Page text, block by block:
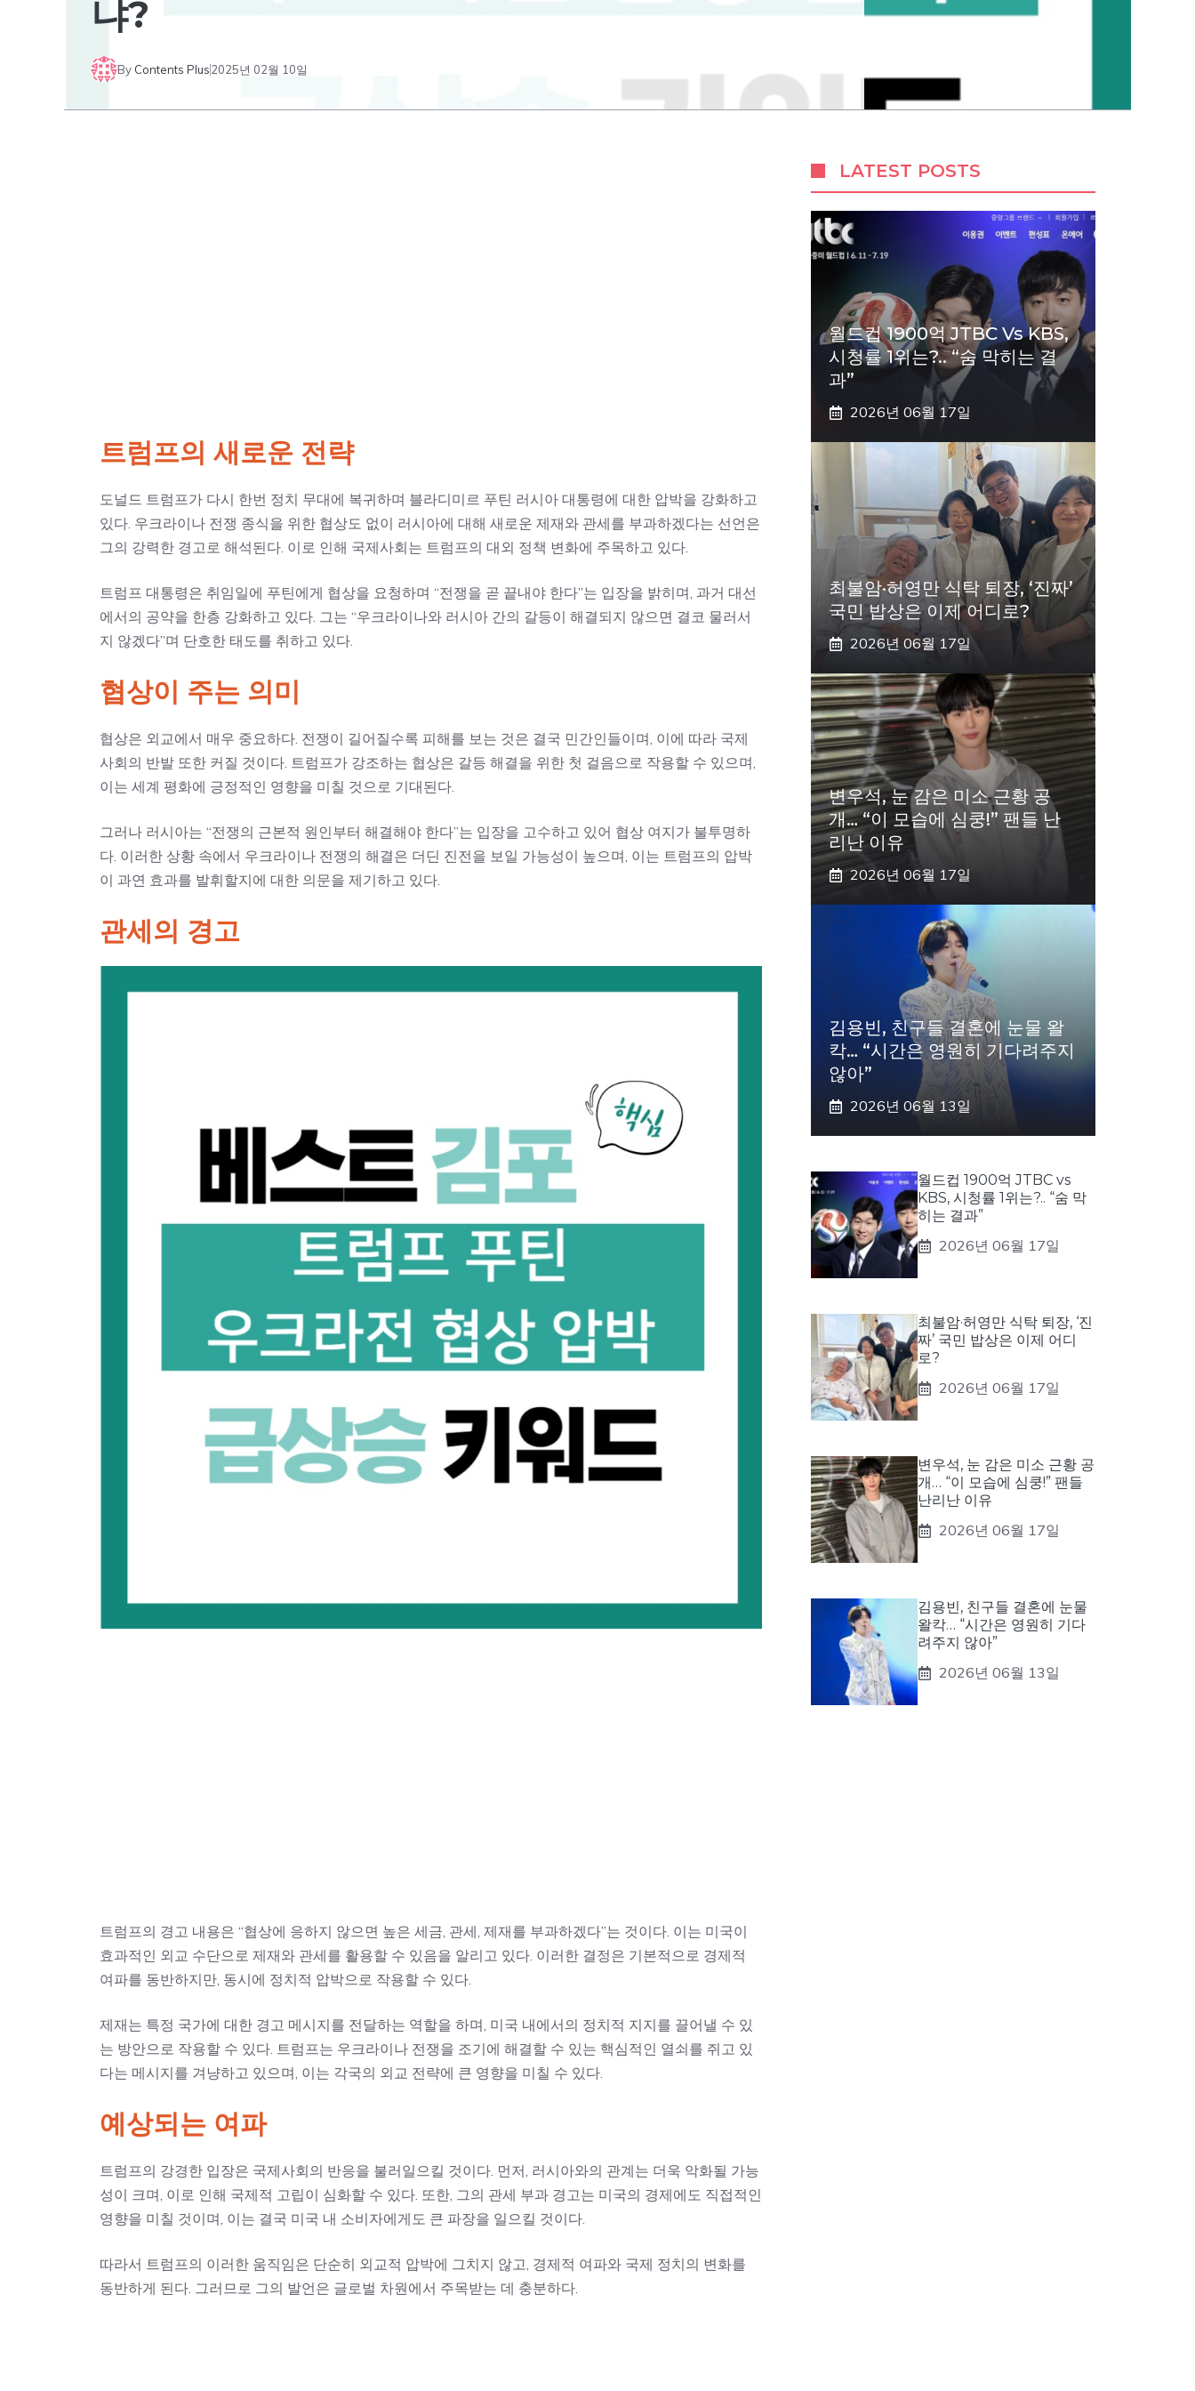
냐?
By Contents Plus2025년 02월 10일
트럼프의 새로운 전략
도널드 트럼프가 다시 한번 정치 무대에 복귀하며 블라디미르 푸틴 러시아 대통령에 대한 압박을 강화하고
있다. 우크라이나 전쟁 종식을 위한 협상도 없이 러시아에 대해 새로운 제재와 관세를 부과하겠다는 선언은
그의 강력한 경고로 해석된다. 이로 인해 국제사회는 트럼프의 대외 정책 변화에 주목하고 있다.
트럼프 대통령은 취임일에 푸틴에게 협상을 요청하며 “전쟁을 곧 끝내야 한다”는 입장을 밝히며, 과거 대선
에서의 공약을 한층 강화하고 있다. 그는 “우크라이나와 러시아 간의 갈등이 해결되지 않으면 결코 물러서
지 않겠다”며 단호한 태도를 취하고 있다.
협상이 주는 의미
협상은 외교에서 매우 중요하다. 전쟁이 길어질수록 피해를 보는 것은 결국 민간인들이며, 이에 따라 국제
사회의 반발 또한 커질 것이다. 트럼프가 강조하는 협상은 갈등 해결을 위한 첫 걸음으로 작용할 수 있으며,
이는 세계 평화에 긍정적인 영향을 미칠 것으로 기대된다.
그러나 러시아는 “전쟁의 근본적 원인부터 해결해야 한다”는 입장을 고수하고 있어 협상 여지가 불투명하
다. 이러한 상황 속에서 우크라이나 전쟁의 해결은 더딘 진전을 보일 가능성이 높으며, 이는 트럼프의 압박
이 과연 효과를 발휘할지에 대한 의문을 제기하고 있다.
관세의 경고
트럼프의 경고 내용은 “협상에 응하지 않으면 높은 세금, 관세, 제재를 부과하겠다”는 것이다. 이는 미국이
효과적인 외교 수단으로 제재와 관세를 활용할 수 있음을 알리고 있다. 이러한 결정은 기본적으로 경제적
여파를 동반하지만, 동시에 정치적 압박으로 작용할 수 있다.
제재는 특정 국가에 대한 경고 메시지를 전달하는 역할을 하며, 미국 내에서의 정치적 지지를 끌어낼 수 있
는 방안으로 작용할 수 있다. 트럼프는 우크라이나 전쟁을 조기에 해결할 수 있는 핵심적인 열쇠를 쥐고 있
다는 메시지를 겨냥하고 있으며, 이는 각국의 외교 전략에 큰 영향을 미칠 수 있다.
예상되는 여파
트럼프의 강경한 입장은 국제사회의 반응을 불러일으킬 것이다. 먼저, 러시아와의 관계는 더욱 악화될 가능
성이 크며, 이로 인해 국제적 고립이 심화할 수 있다. 또한, 그의 관세 부과 경고는 미국의 경제에도 직접적인
영향을 미칠 것이며, 이는 결국 미국 내 소비자에게도 큰 파장을 일으킬 것이다.
따라서 트럼프의 이러한 움직임은 단순히 외교적 압박에 그치지 않고, 경제적 여파와 국제 정치의 변화를
동반하게 된다. 그러므로 그의 발언은 글로벌 차원에서 주목받는 데 충분하다.
LATEST POSTS
월드컵 1900억 JTBC Vs KBS,
시청률 1위는?.. “숨 막히는 결
과”
2026년 06월 17일
최불암·허영만 식탁 퇴장, ‘진짜’
국민 밥상은 이제 어디로?
2026년 06월 17일
변우석, 눈 감은 미소 근황 공
개… “이 모습에 심쿵!” 팬들 난
리난 이유
2026년 06월 17일
김용빈, 친구들 결혼에 눈물 왈
칵… “시간은 영원히 기다려주지
않아”
2026년 06월 13일
월드컵 1900억 JTBC vs
KBS, 시청률 1위는?.. “숨 막
히는 결과”
2026년 06월 17일
최불암·허영만 식탁 퇴장, ‘진
짜’ 국민 밥상은 이제 어디
로?
2026년 06월 17일
변우석, 눈 감은 미소 근황 공
개… “이 모습에 심쿵!” 팬들
난리난 이유
2026년 06월 17일
김용빈, 친구들 결혼에 눈물
왈칵… “시간은 영원히 기다
려주지 않아”
2026년 06월 13일